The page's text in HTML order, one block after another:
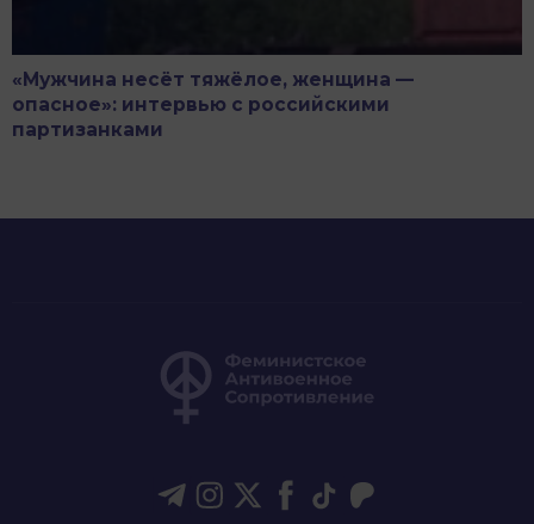
«Мужчина несёт тяжёлое, женщина —
опасное»: интервью с российскими
партизанками